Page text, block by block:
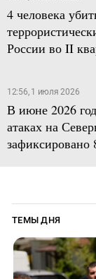
4 человека
России во II
12:56, 1 июля 2026
В июне 2026
атаках на
зафиксировано
ТЕМЫ ДНЯ